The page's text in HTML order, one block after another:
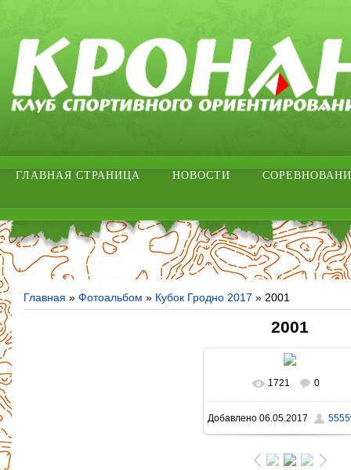
ГЛАВНАЯ СТРАНИЦА НОВОСТИ
Главная » Фотоальбом » Кубок Гродно 2017 » 2001
2001
В реальном размере
1600x1067/ 421.8Kb
1721 0
Добавлено06.05.2017